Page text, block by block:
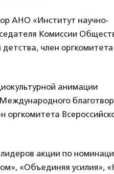
АНО «Институт научно-
Комиссии
член оргкомитета
анимации
оргкомитета
акции по
«Объединяя усилия»,